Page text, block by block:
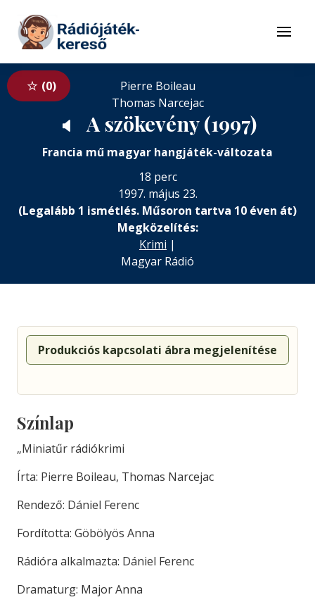
Tovább a tartalomhoz
Menü
0
Pierre Boileau
Thomas Narcejac
🔈 A szökevény (1997)
Francia mű magyar hangjáték-változata
18 perc
1997. május 23.
(Legalább 1 ismétlés. Műsoron tartva 10 éven át)
Megközelítés:
Krimi |
Magyar Rádió
Produkciós kapcsolati ábra megjelenítése
Színlap
„Miniatűr rádiókrimi
Írta: Pierre Boileau, Thomas Narcejac
Rendező: Dániel Ferenc
Fordította: Göbölyös Anna
Rádióra alkalmazta: Dániel Ferenc
Dramaturg: Major Anna